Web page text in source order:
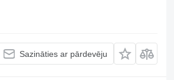
Sazināties ar pārdevēju